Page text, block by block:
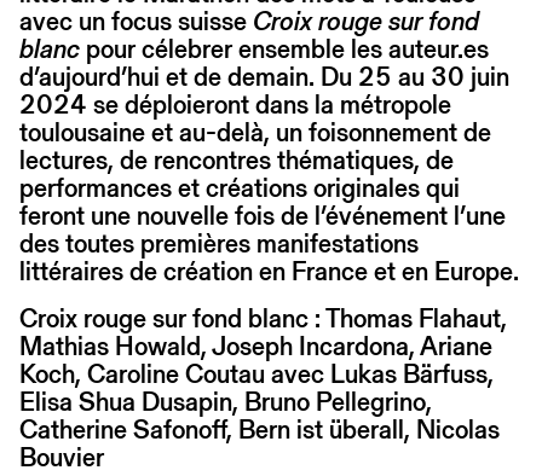
avec un focus suisse Croix rouge sur fond
blanc pour célebrer ensemble les auteur.es
d’aujourd’hui et de demain. Du 25 au 30 juin
2024 se déploieront dans la métropole
toulousaine et au-delà, un foisonnement de
lectures, de rencontres thématiques, de
performances et créations originales qui
feront une nouvelle fois de l’événement l’une
des toutes premières manifestations
littéraires de création en France et en Europe.
Croix rouge sur fond blanc : Thomas Flahaut,
Mathias Howald, Joseph Incardona, Ariane
Koch, Caroline Coutau avec Lukas Bärfuss,
Elisa Shua Dusapin, Bruno Pellegrino,
Catherine Safonoff, Bern ist überall, Nicolas
Bouvier